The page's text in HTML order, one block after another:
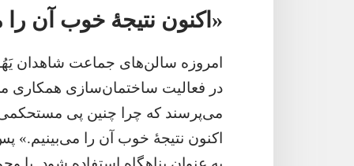
‏«اکنون نتیجهٔ خوب آن را
امروزه سالن‌های جماعت شاهدان
در فعالیت ساختمان‌سازی همکاری
می‌پرسند که چرا چنین پی
اکنون نتیجهٔ خوب آن را می‌بینیم.‏»